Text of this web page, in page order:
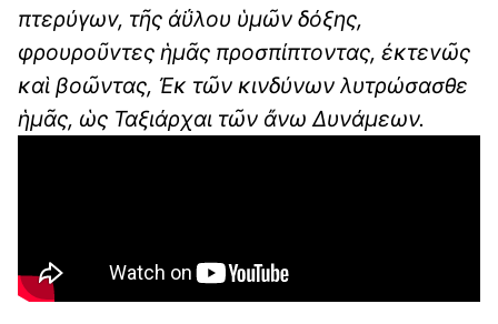
πτερύγωv, τῆς ἀΰλου ὑμῶν δόξης,
φρουροῦvτες ἡμᾶς προσπίπτοντας, ἐκτεvῶς
καὶ βοῶντας, Ἐκ τῶν κινδύνων λυτρώσασθε
ἡμᾶς, ὡς Ταξιάρχαι τῶν ἄνω Δυνάμεων.